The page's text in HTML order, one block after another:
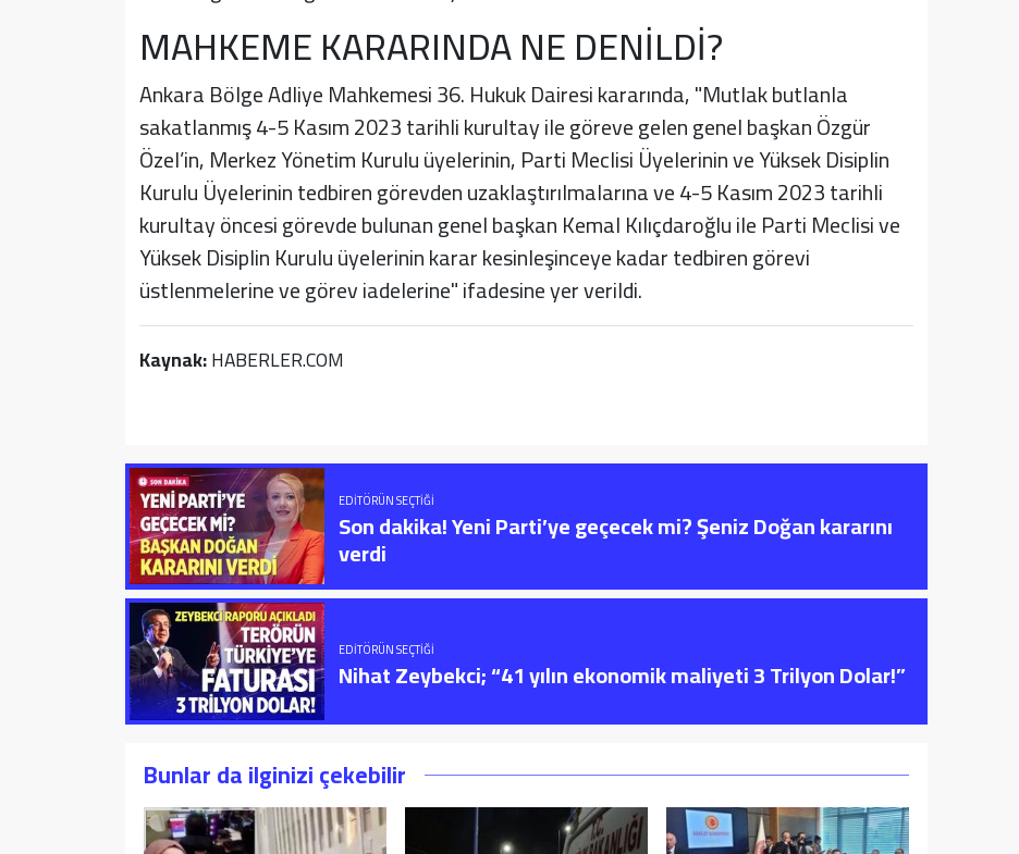
MAHKEME KARARINDA NE DENİLDİ?
Ankara Bölge Adliye Mahkemesi 36. Hukuk Dairesi kararında, "Mutlak butlanla
sakatlanmış 4-5 Kasım 2023 tarihli kurultay ile göreve gelen genel başkan Özgür
Özel’in, Merkez Yönetim Kurulu üyelerinin, Parti Meclisi Üyelerinin ve Yüksek Disiplin
Kurulu Üyelerinin tedbiren görevden uzaklaştırılmalarına ve 4-5 Kasım 2023 tarihli
kurultay öncesi görevde bulunan genel başkan Kemal Kılıçdaroğlu ile Parti Meclisi ve
Yüksek Disiplin Kurulu üyelerinin karar kesinleşinceye kadar tedbiren görevi
üstlenmelerine ve görev iadelerine" ifadesine yer verildi.
Kaynak:HABERLER.COM
EDITÖRÜN SEÇTIĞI
Son dakika! Yeni Parti’ye geçecek mi? Şeniz Doğan kararını
verdi
EDITÖRÜN SEÇTIĞI
Nihat Zeybekci; “41 yılın ekonomik maliyeti 3 Trilyon Dolar!”
Bunlar da ilginizi çekebilir